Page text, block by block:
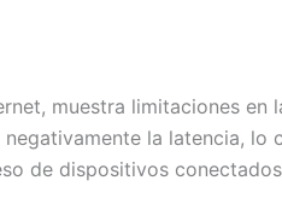
muestra limitaciones en
la latencia, lo
de dispositivos